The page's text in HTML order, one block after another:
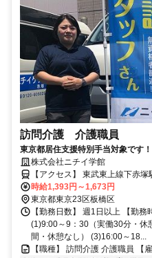
訪問介護 介護職員
東京都居住支援特別手当対象です
子ども手当あり ニチイケアセンタ
株式会社ニチイ学館
【アクセス】 東武東上線下赤塚駅 徒歩7分 ■住 所
一丁目18番8号 ■アクセ
時給1,393円～1,673円
東京都東京23区板橋区
【勤務日数】 週1日以上 【勤
(1)9:00～9：30（実働30分・休
間・休憩なし） (3)16:00～18...
【職種】 訪問介護 介護職員 【